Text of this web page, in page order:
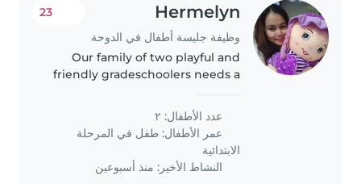
Hermelyn
وظيفة جليسة أطفال في الدوحة
23
Our family of two playful and
friendly gradeschoolers needs a
pets, cooking and light chores.
We'd love someone who can
step in at your place and speak..
عدد الأطفال: ٢
عمر الأطفال: طفل في المرحلة
الابتدائية
النشاط الأخير: منذ أسبوعين